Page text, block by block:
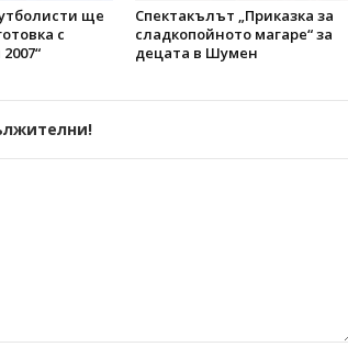
ще
с
Спектакълът „Приказка за
сладкопойното магаре“ за
децата в Шумен